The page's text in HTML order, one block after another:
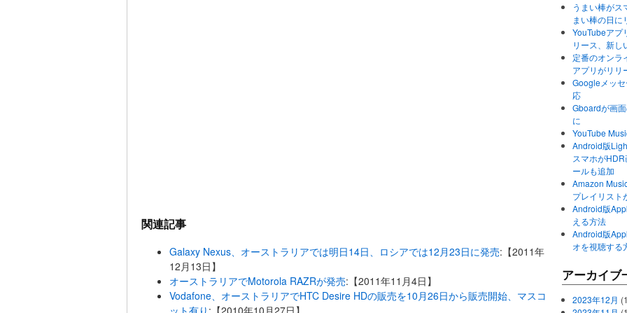
関連記事
Galaxy Nexus、オーストラリアでは明日14日、ロシアでは12月23日に発売:【2011年
12月13日】
オーストラリアでMotorola RAZRが発売:【2011年11月4日】
Vodafone、オーストラリアでHTC Desire HDの販売を10月26日から販売開始、マスコ
ット有り :【2010年10月27日】
うまい棒がス
まい棒の日に
YouTubeアプ
リース、新し
定番のオンラ
アプリがリリ
Googleメッ
応
Gboardが画
に
YouTube
Android版
スマホが
ールも追加
Amazon
プレイリスト
Android版
える方法
Android版
オを視聴する
アーカイブ
2023年12月